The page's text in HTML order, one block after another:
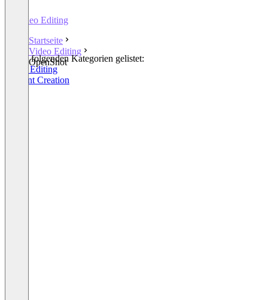
Video Editing
Startseite
Video Editing
OpenShot
In den folgenden Kategorien gelistet:
Video Editing
Content Creation